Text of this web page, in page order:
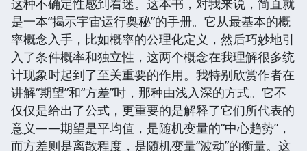
这种不确定性感到着迷。这本书，对我来说，简直就
是一本“揭示宇宙运行奥秘”的手册。它从最基本的概
率概念入手，比如概率的公理化定义，然后巧妙地引
入了条件概率和独立性，这两个概念在我理解很多统
计现象时起到了至关重要的作用。我特别欣赏作者在
讲解“期望”和“方差”时，那种由浅入深的方式。它不
仅仅是给出了公式，更重要的是解释了它们所代表的
意义——期望是平均值，是随机变量的“中心趋势”，
而方差则是离散程度，是随机变量“波动”的衡量。这